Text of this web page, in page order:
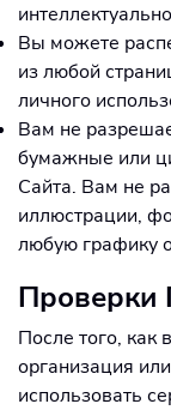
Вы можете
из любой
личного
Вам не
бумажные или
Сайта. Вам не
иллюстрации,
любую графику
Проверки
После того, как
организация
использовать